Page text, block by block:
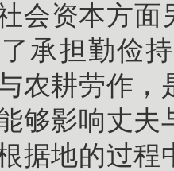
会资本方
承担勤俭
农耕劳作，
够影响丈夫
据地的过程